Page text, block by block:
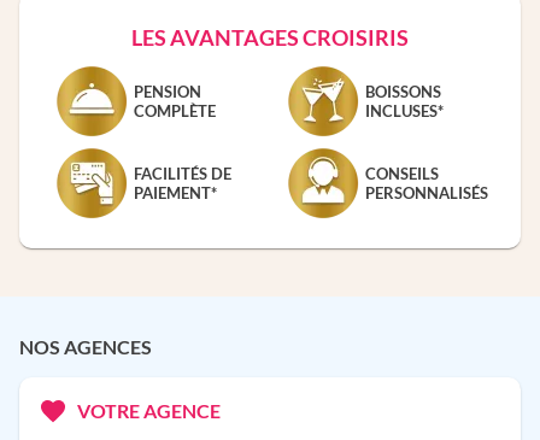
LES AVANTAGES CROISIRIS
PENSION
COMPLÈTE
BOISSONS
INCLUSES*
FACILITÉS DE
PAIEMENT*
CONSEILS
PERSONNALISÉS
NOS AGENCES
VOTRE AGENCE